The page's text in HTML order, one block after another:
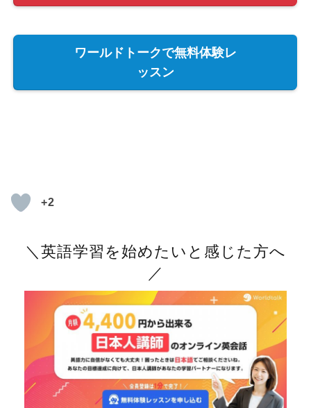
ワールドトークで無料体験レ
ッスン
+2
＼英語学習を始めたいと感じた方へ
／